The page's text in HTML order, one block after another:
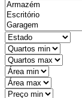
state
mintypo
maxtypo
minarea
maxarea
minprice